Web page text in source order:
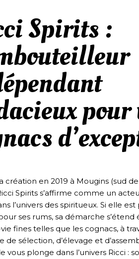
Spirits :
pour
création en 2019 à Mougins (sud
Spirits s’affirme comme un
l’univers des spiritueux. Si elle
ses rums, sa démarche
fines telles que les cognacs, à
de sélection, d’élevage et
vous plonge dans l’univers Ricci :